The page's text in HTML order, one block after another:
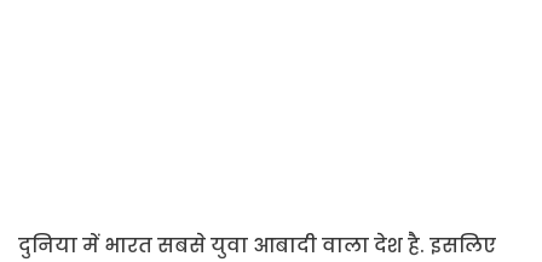
दुनिया में भारत सबसे युवा आबादी वाला देश है. इसलिए